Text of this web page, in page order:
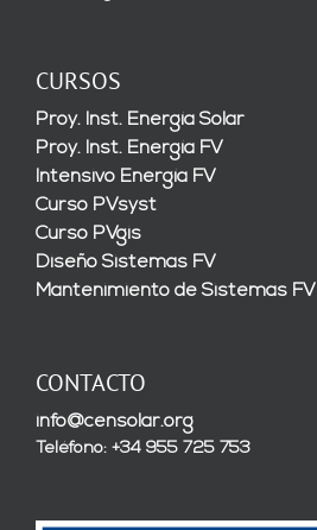
CURSOS
Proy. Inst. Energía Solar
Proy. Inst. Energía FV
Intensivo Energía FV
Curso PVsyst
Curso PVgis
Diseño Sistemas FV
Mantenimiento de Sistemas FV
CONTACTO
info@censolar.org
Teléfono: +34 955 725 753